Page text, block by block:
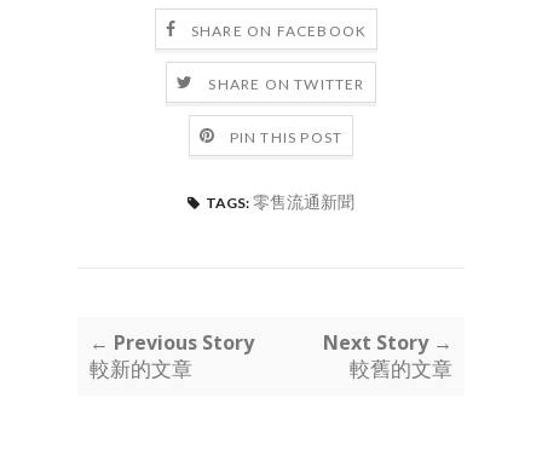
SHARE ON FACEBOOK
SHARE ON TWITTER
PIN THIS POST
TAGS: 零售流通新聞
← Previous Story
較新的文章
Next Story →
較舊的文章